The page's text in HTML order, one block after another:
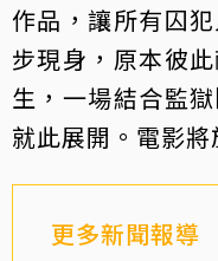
作品，讓所有囚
步現身，原本彼
生，一場結合監
就此展開。電影
更多新聞報導